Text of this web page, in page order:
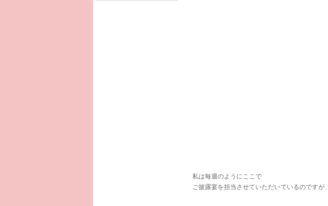
私は毎週のようにここで
ご披露宴を担当させていただいているのですが、